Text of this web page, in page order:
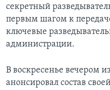
секретный
первым шагом к
ключевые
администрации.
В воскресенье вечером
анонсировал состав